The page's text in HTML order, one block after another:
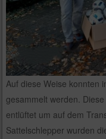
Auf diese Weise konnten
gesammelt werden.
entlüftet um auf dem
Sattelschlepper wurden